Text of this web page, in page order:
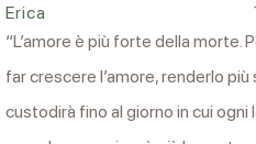
Erica
“L’amore è più forte della morte.
far crescere l’amore, renderlo più
custodirà fino al giorno in cui ogni